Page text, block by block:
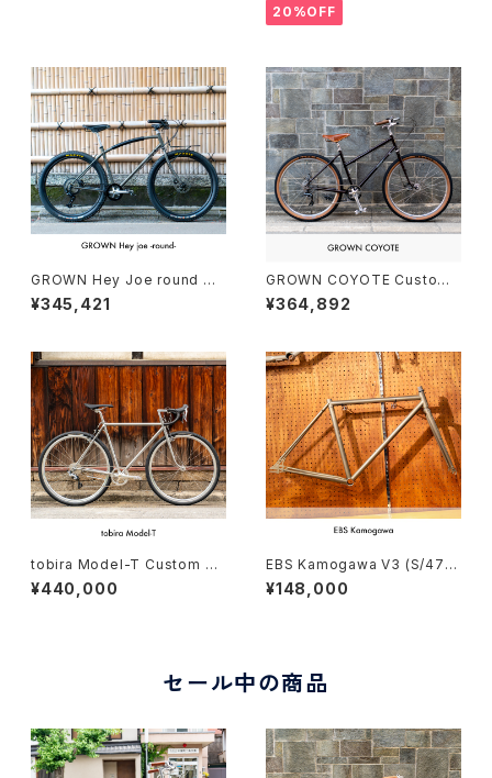
20%OFF
GROWN Hey Joe round Cu
stom complete bike（165-1
75cm）
¥345,421
GROWN COYOTE Custom
complete bike（160-170c
m）
¥364,892
tobira Model-T Custom co
mplete bike（166-175cm）
¥440,000
EBS Kamogawa V3 (S/470)
Stock frame order (deposi
t)
¥148,000
セール中の商品